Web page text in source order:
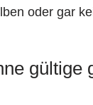
oder gar
gültige